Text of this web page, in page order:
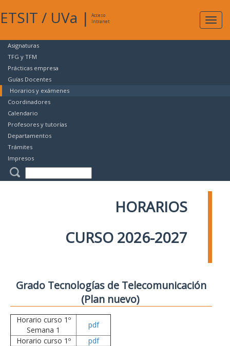
ETSIT / UVa |
Acceso
Intranet
Asignaturas
TFG y TFM
Prácticas empresa
Guías Docentes
Horarios y exámenes
Coordinadores
Calendario
Profesores y tutorías
Departamentos
Trámites
Impresos
HORARIOS
CURSO 2026-2027
Grado Tecnologías de Telecomunicación
(Plan nuevo)
Horario curso 1º
Semana 1
pdf
Horario curso 1º
pdf